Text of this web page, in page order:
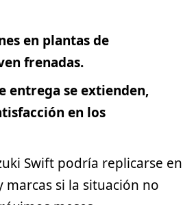
en plantas de
frenadas.
entrega se extienden,
en los
Swift podría replicarse en
marcas si la situación no